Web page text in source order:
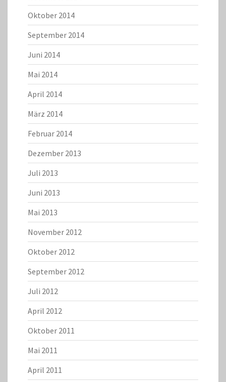
Oktober 2014
September 2014
Juni 2014
Mai 2014
April 2014
März 2014
Februar 2014
Dezember 2013
Juli 2013
Juni 2013
Mai 2013
November 2012
Oktober 2012
September 2012
Juli 2012
April 2012
Oktober 2011
Mai 2011
April 2011